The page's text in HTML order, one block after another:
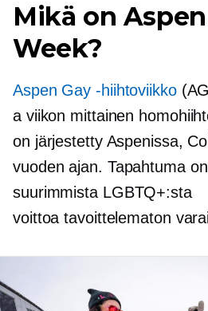
Mikä on
Week?
Aspen Gay -hiihtoviikko
a viikon mittainen
on järjestetty Aspenissa,
vuoden ajan. Tapahtuma
suurimmista LGBTQ+:sta
voittoa tavoittelematon